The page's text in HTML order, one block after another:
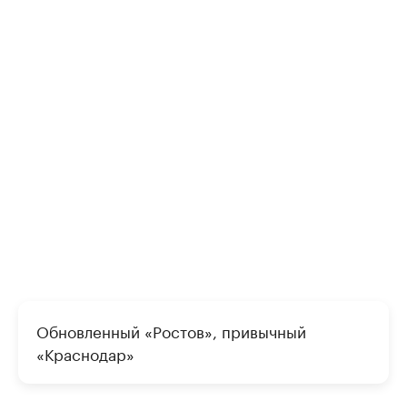
Обновленный «Ростов», привычный
«Краснодар»